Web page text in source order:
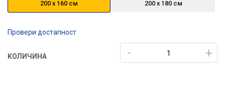
200 х 160 см 200 х 180 см
Провери достапност
КОЛИЧИНА +
-